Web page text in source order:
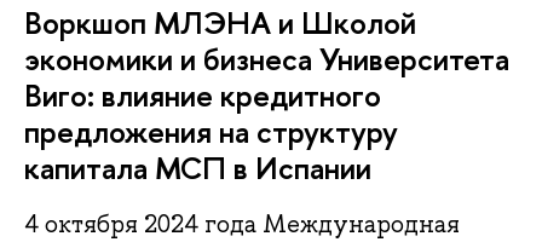
Воркшоп МЛЭНА и Школой
экономики и бизнеса Университета
Виго: влияние кредитного
предложения на структуру
капитала МСП в Испании
4 октября 2024 года Международная